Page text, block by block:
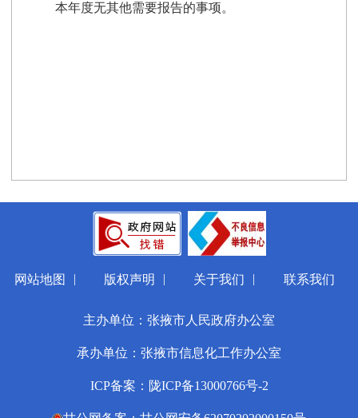
本年度无其他需要报告的事项。
网站地图 | 版权声明 | 关于我们 | 联系我们
主办单位：张掖市人民政府办公室
承办单位：张掖市信息化工作办公室
ICP备案：陇ICP备13000766号-2